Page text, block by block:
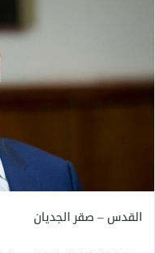
القدس – صقر الجديان